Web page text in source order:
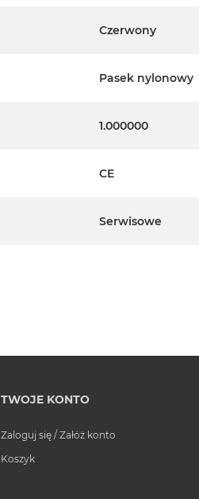
Czerwony
Pasek nylonowy
1.000000
CE
Serwisowe
TWOJE KONTO
Zaloguj się / Załóż konto
Koszyk